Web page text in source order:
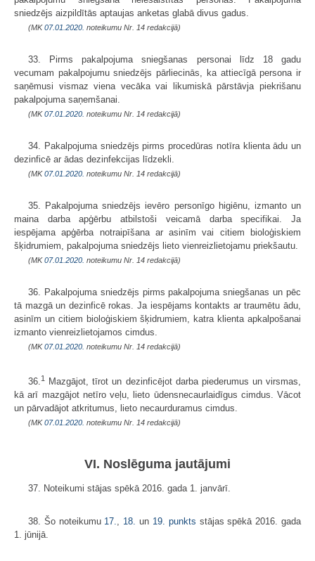
sniedzējs aizpildītās aptaujas anketas glabā divus gadus.
(MK07.01.2020. noteikumu Nr. 14 redakcijā)
33. Pirms pakalpojuma sniegšanas personai līdz 18 gadu
vecumam pakalpojumu sniedzējs pārliecinās, ka attiecīgā persona ir
saņēmusi vismaz viena vecāka vai likumiskā pārstāvja piekrišanu
pakalpojuma saņemšanai.
(MK07.01.2020. noteikumu Nr. 14 redakcijā)
34. Pakalpojuma sniedzējs pirms procedūras notīra klienta ādu un
dezinficē ar ādas dezinfekcijas līdzekli.
(MK07.01.2020. noteikumu Nr. 14 redakcijā)
35. Pakalpojuma sniedzējs ievēro personīgo higiēnu, izmanto un
maina darba apģērbu atbilstoši veicamā darba specifikai. Ja
iespējama apģērba notraipīšana ar asinīm vai citiem bioloģiskiem
šķidrumiem, pakalpojuma sniedzējs lieto vienreizlietojamu priekšautu.
(MK07.01.2020. noteikumu Nr. 14 redakcijā)
36. Pakalpojuma sniedzējs pirms pakalpojuma sniegšanas un pēc
tā mazgā un dezinficē rokas. Ja iespējams kontakts ar traumētu ādu,
asinīm un citiem bioloģiskiem šķidrumiem, katra klienta apkalpošanai
izmanto vienreizlietojamos cimdus.
(MK07.01.2020. noteikumu Nr. 14 redakcijā)
36.1
Mazgājot, tīrot un dezinficējot darba piederumus un virsmas,
kā arī mazgājot netīro veļu, lieto ūdensnecaurlaidīgus cimdus. Vācot
un pārvadājot atkritumus, lieto necaurduramus cimdus.
(MK07.01.2020. noteikumu Nr. 14 redakcijā)
VI. Noslēguma jautājumi
37. Noteikumi stājas spēkā 2016. gada 1. janvārī.
38. Šo noteikumu 17. 18.un 19. punkts stājas spēkā 2016. gada
1. jūnijā.